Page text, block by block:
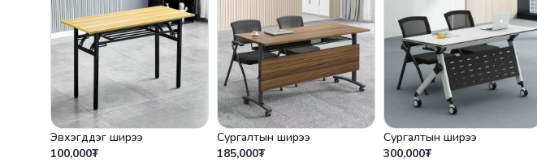
Эвхэгддэг ширээ
100,000₮
Сургалтын ширээ
185,000₮
Сургалтын ширээ
300,000₮